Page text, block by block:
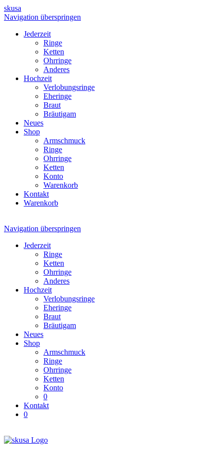
skusa
Navigation überspringen
Jederzeit
Ringe
Ketten
Ohrringe
Anderes
Hochzeit
Verlobungsringe
Eheringe
Braut
Bräutigam
Neues
Shop
Armschmuck
Ringe
Ohrringe
Ketten
Konto
Warenkorb
Kontakt
Warenkorb
Navigation überspringen
Jederzeit
Ringe
Ketten
Ohrringe
Anderes
Hochzeit
Verlobungsringe
Eheringe
Braut
Bräutigam
Neues
Shop
Armschmuck
Ringe
Ohrringe
Ketten
Konto
0
Kontakt
0